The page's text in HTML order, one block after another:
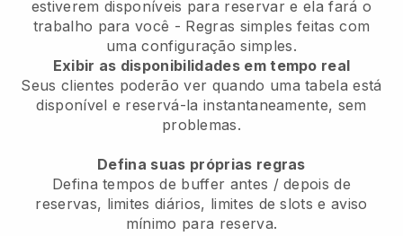
estiverem disponíveis para reservar e ela fará o
trabalho para você - Regras simples feitas com
uma configuração simples.
Exibir as disponibilidades em tempo real
Seus clientes poderão ver quando uma tabela está
disponível e reservá-la instantaneamente, sem
problemas.
Defina suas próprias regras
Defina tempos de buffer antes / depois de
reservas, limites diários, limites de slots e aviso
mínimo para reserva.